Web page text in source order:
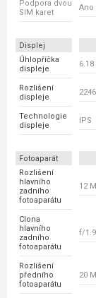
Podpora dvou
SIM karet
Ano
Displej
Úhlopříčka
displeje
6.18
Rozlišení
displeje
Technologie
displeje
IPS
Fotoaparát
Rozlišení
hlavního
zadního
fotoaparátu
12
Clona
hlavního
zadního
fotoaparátu
f/1.9
Rozlišení
předního
fotoaparátu
20